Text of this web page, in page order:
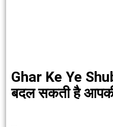
Ghar Ke Ye
बदल सकती है